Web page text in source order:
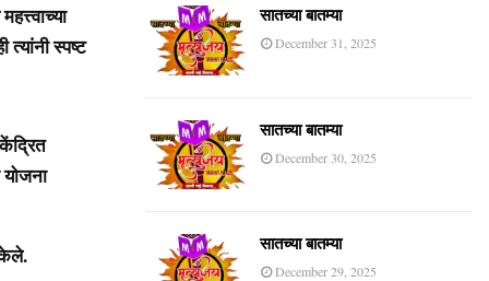
स्पष्ट
सातच्या बातम्या
December 31, 2025
सातच्या बातम्या
December 30, 2025
सातच्या बातम्या
December 29, 2025